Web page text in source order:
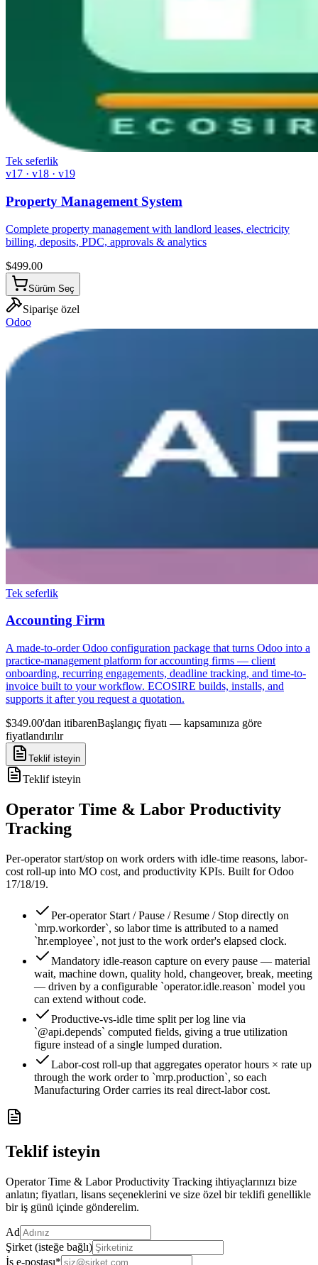
Tek seferlik
v17 · v18 · v19
Property Management System
Complete property management with landlord leases, electricity
billing, deposits, PDC, approvals & analytics
$499.00
Sürüm Seç
Siparişe özel
Odoo
Tek seferlik
Accounting Firm
A made-to-order Odoo configuration package that turns Odoo into a
practice-management platform for accounting firms — client
onboarding, recurring engagements, deadline tracking, and time-to-
invoice built to your workflow. ECOSIRE builds, installs, and
supports it after you request a quotation.
$349.00'dan itibarenBaşlangıç fiyatı — kapsamınıza göre
fiyatlandırılır
Teklif isteyin
Teklif isteyin
Operator Time & Labor Productivity
Tracking
Per-operator start/stop on work orders with idle-time reasons, labor-
cost roll-up into MO cost, and productivity KPIs. Built for Odoo
17/18/19.
Per-operator Start / Pause / Resume / Stop directly on
`mrp.workorder`, so labor time is attributed to a named
`hr.employee`, not just to the work order's elapsed clock.
Mandatory idle-reason capture on every pause — material
wait, machine down, quality hold, changeover, break, meeting
— driven by a configurable `operator.idle.reason` model you
can extend without code.
Productive-vs-idle time split per log line via
`@api.depends` computed fields, giving a true utilization
figure instead of a single lumped duration.
Labor-cost roll-up that aggregates operator hours × rate up
through the work order to `mrp.production`, so each
Manufacturing Order carries its real direct-labor cost.
Teklif isteyin
Operator Time & Labor Productivity Tracking ihtiyaçlarınızı bize
anlatın; fiyatları, lisans seçeneklerini ve size özel bir teklifi genellikle
bir iş günü içinde gönderelim.
Ad
Şirket (isteğe bağlı)
İş e-postası*